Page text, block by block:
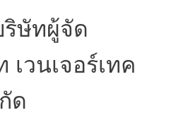
ริษัทผู้จัด
วนเจอร์เทค
ด